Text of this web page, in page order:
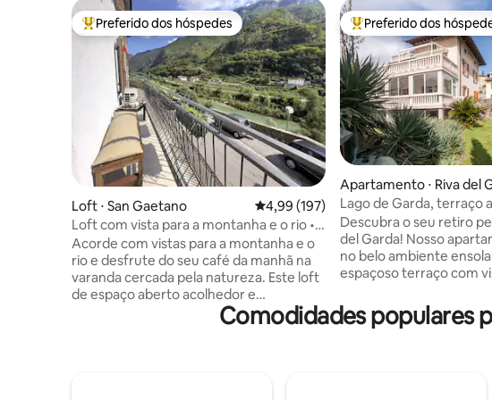
Entre os melhores preferidos dos hóspedes
Preferido dos hóspedes
Loft ⋅ San Gaetano 4,99 de uma avaliação média de 5, 197
4,99 (197)
Loft com vista para a montanha e o rio •
Retiro na varanda
Acorde com vistas para a montanha e o
rio e desfrute do seu café da manhã na
varanda cercada pela natureza. Este loft
de espaço aberto acolhedor e
aconchegante é um refúgio tranquilo
para casais, famílias ou amigos que
Entre os melhores
Preferido dos
Apartamento ⋅ Riva del
da
Lago de Garda, terraço
Descubra o seu retiro
del Garda! Nosso
no belo ambiente
espaçoso terraço com
Equipado com todos os
quartos aconchegantes
Comodidades populares